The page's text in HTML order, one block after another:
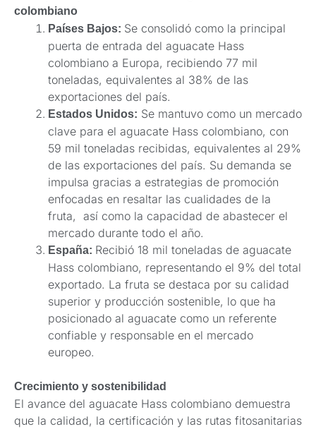
colombiano
Países Bajos: Se consolidó como la principal
puerta de entrada del aguacate Hass
colombiano a Europa, recibiendo 77 mil
toneladas, equivalentes al 38% de las
exportaciones del país.
Estados Unidos: Se mantuvo como un mercado
clave para el aguacate Hass colombiano, con
59 mil toneladas recibidas, equivalentes al 29%
de las exportaciones del país. Su demanda se
impulsa gracias a estrategias de promoción
enfocadas en resaltar las cualidades de la
fruta, así como la capacidad de abastecer el
mercado durante todo el año.
España: Recibió 18 mil toneladas de aguacate
Hass colombiano, representando el 9% del total
exportado. La fruta se destaca por su calidad
superior y producción sostenible, lo que ha
posicionado al aguacate como un referente
confiable y responsable en el mercado
europeo.
Crecimiento y sostenibilidad
El avance del aguacate Hass colombiano demuestra
que la calidad, la certificación y las rutas fitosanitarias